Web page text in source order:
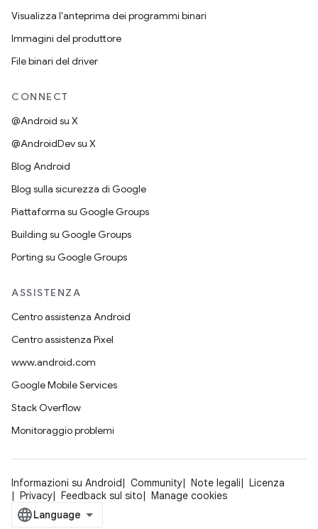
Visualizza l'anteprima dei programmi binari
Immagini del produttore
File binari del driver
CONNECT
@Android su X
@AndroidDev su X
Blog Android
Blog sulla sicurezza di Google
Piattaforma su Google Groups
Building su Google Groups
Porting su Google Groups
ASSISTENZA
Centro assistenza Android
Centro assistenza Pixel
www.android.com
Google Mobile Services
Stack Overflow
Monitoraggio problemi
Informazioni su Android Community Note legali
Licenza
Privacy
Feedback sul sito Manage cookies